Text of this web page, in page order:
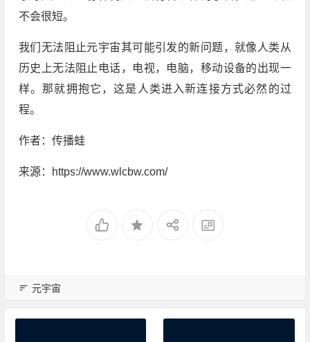
不会很短。
我们无法阻止元宇宙其可能引发的新问题，就像人类从
历史上无法阻止电话，电视，电脑，移动设备的出现一
样。那就拥抱它，这是人类进入新连接方式必然的过
程。
作者：传播蛙
来源：https://www.wlcbw.com/
元宇宙